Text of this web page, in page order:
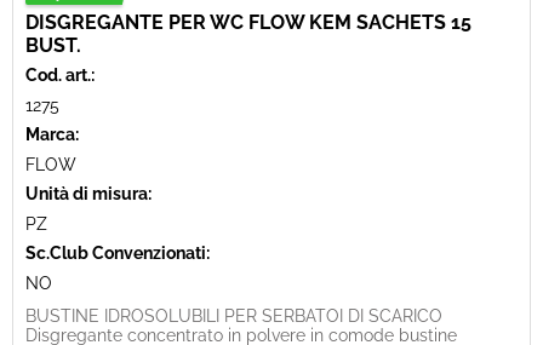
DISGREGANTE PER WC FLOW KEM SACHETS 15
BUST.
Cod. art.:
1275
Marca:
FLOW
Unità di misura:
PZ
Sc.Club Convenzionati:
NO
BUSTINE IDROSOLUBILI PER SERBATOI DI SCARICO
Disgregante concentrato in polvere in comode bustine